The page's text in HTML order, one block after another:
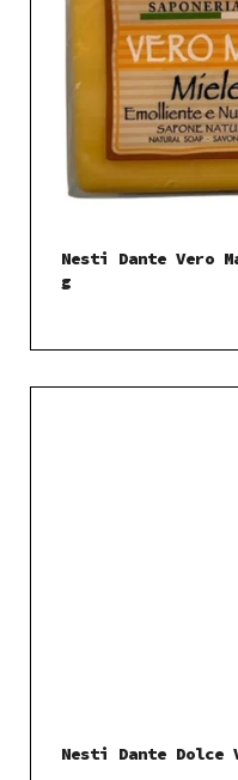
Nesti Dante Vero
g
Nesti Dante Dolce